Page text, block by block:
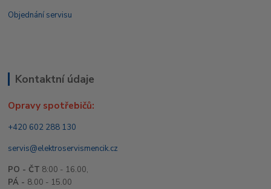
Objednání servisu
Kontaktní údaje
Opravy spotřebičů:
+420 602 288 130
servis@elektroservismencik.cz
PO - ČT 8:00 - 16.00,
PÁ - 8.00 - 15.00